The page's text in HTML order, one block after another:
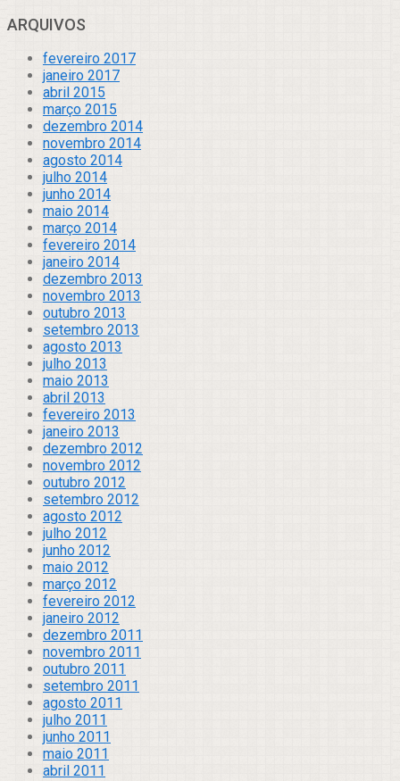
ARQUIVOS
fevereiro 2017
janeiro 2017
abril 2015
março 2015
dezembro 2014
novembro 2014
agosto 2014
julho 2014
junho 2014
maio 2014
março 2014
fevereiro 2014
janeiro 2014
dezembro 2013
novembro 2013
outubro 2013
setembro 2013
agosto 2013
julho 2013
maio 2013
abril 2013
fevereiro 2013
janeiro 2013
dezembro 2012
novembro 2012
outubro 2012
setembro 2012
agosto 2012
julho 2012
junho 2012
maio 2012
março 2012
fevereiro 2012
janeiro 2012
dezembro 2011
novembro 2011
outubro 2011
setembro 2011
agosto 2011
julho 2011
junho 2011
maio 2011
abril 2011